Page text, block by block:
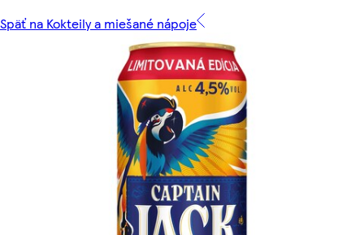
Späť na Kokteily a miešané nápoje